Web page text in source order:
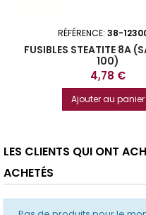
RÉFÉRENCE: 38-
FUSIBLES STEATITE 8A
100)
Prix
4,78 €
Ajouter au panier
LES CLIENTS QUI ONT
ACHETÉS